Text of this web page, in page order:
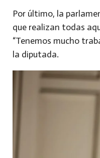
Por último, la
que realizan todas
“Tenemos mucho
la diputada.